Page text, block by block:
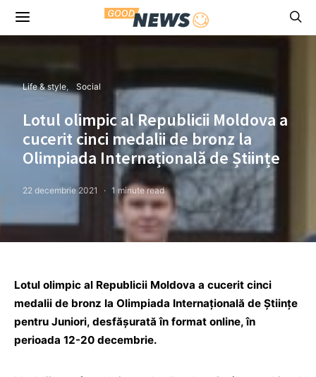
Life & style Social
Lotul olimpic al Republicii Moldova a
cucerit cinci medalii de bronz la
Olimpiada Internațională de Științe
22 decembrie 2021 1 minute read
Lotul olimpic al Republicii Moldova a cucerit cinci
medalii de bronz la Olimpiada Internațională de Științe
pentru Juniori, desfășurată în format online, în
perioada 12-20 decembrie.